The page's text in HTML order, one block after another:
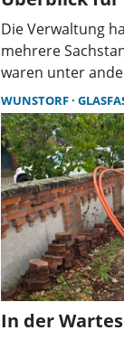
Die Verwaltung
mehrere
waren unter
Nutzung eines
Mehrzweckhalle,
WUNSTORF
In der